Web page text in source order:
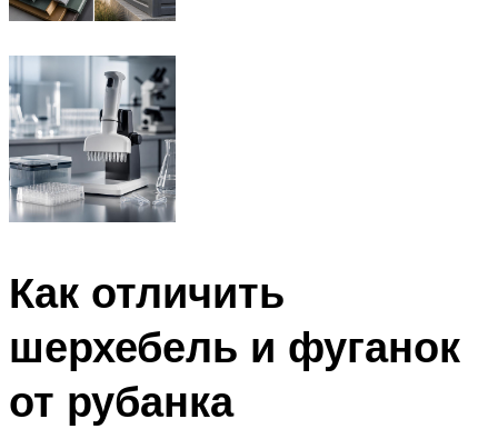
Как отличить
шерхебель и фуганок
от рубанка